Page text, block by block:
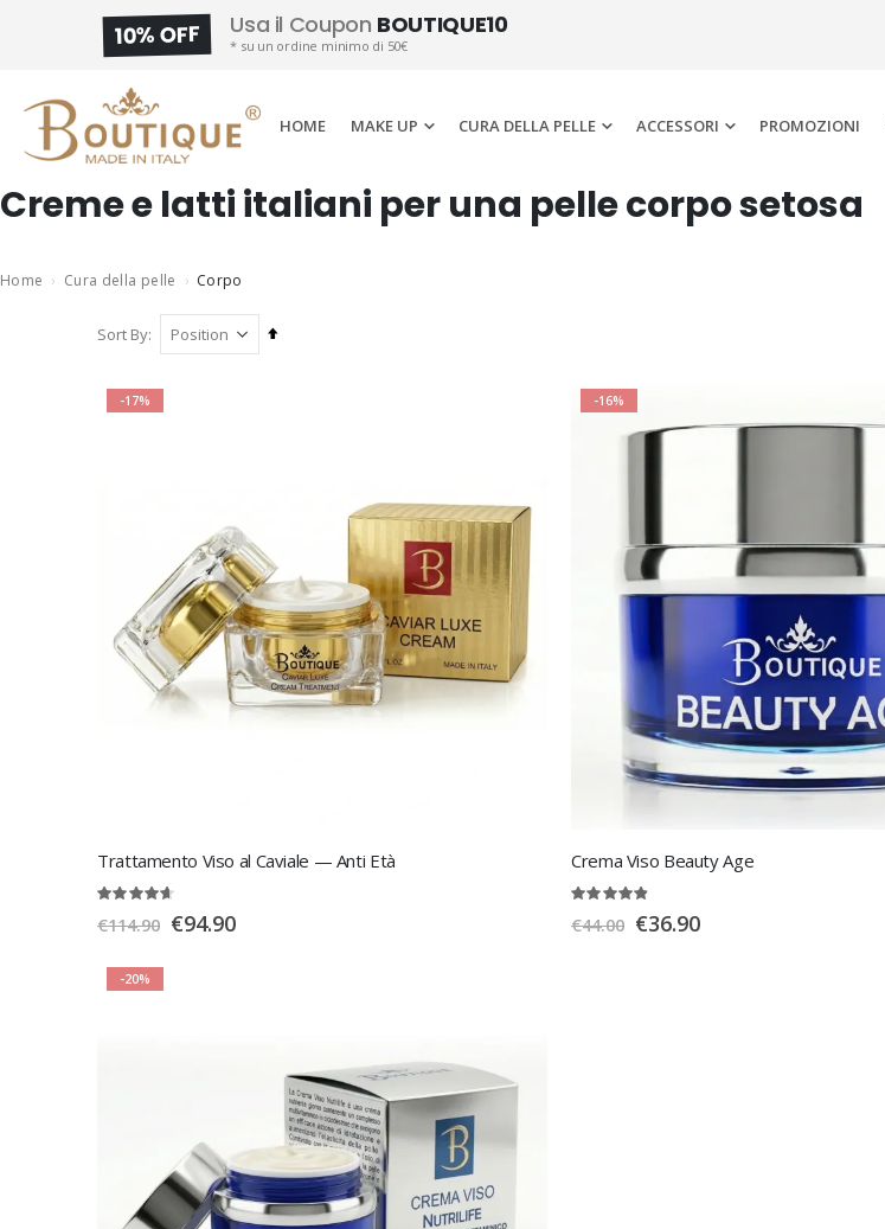
10% OFF Usa il Coupon BOUTIQUE10
* su un ordine minimo di 50€
HOME MAKE UP CURA DELLA PELLE ACCESSORI PROMOZIONI
Creme e latti italiani per una pelle corpo setosa
Home Cura della pelle Corpo
Sort By
Set
-17%
Trattamento Viso al Caviale — Anti Età
Rating:
€114.90 Special
Price
€94.90
-16%
Crema Viso Beauty Age
Rating:
€44.00 Special
Price
€36.90
-20%